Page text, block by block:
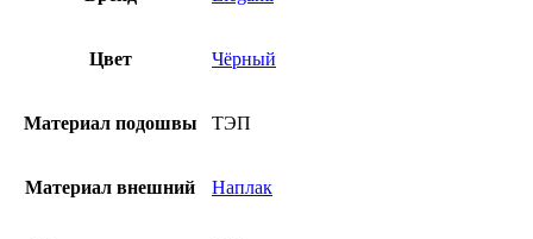
Цвет Чёрный
Материал подошвы ТЭП
Материал внешний Наплак